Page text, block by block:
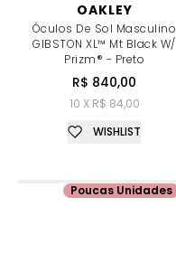
OAKLEY
Óculos De Sol Masculino
GIBSTON XL™ Mt Black W/
Prizm® - Preto
R$ 840,00
10 X R$ 84,00
WISHLIST
Poucas Unidades